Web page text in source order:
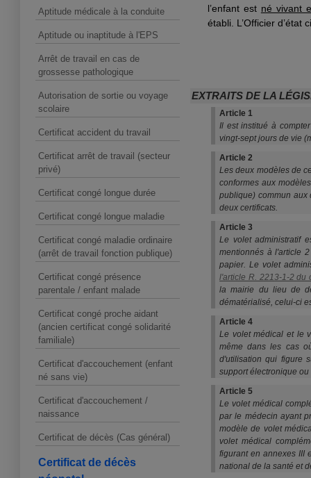
Aptitude médicale à la conduite
Aptitude ou inaptitude à l'EPS
Arrêt de travail en cas de
grossesse pathologique
Autorisation de sortie ou voyage
scolaire
Certificat accident du travail
Certificat arrêt de travail (secteur
privé)
Certificat congé longue durée
Certificat congé longue maladie
Certificat congé maladie ordinaire
(arrêt de travail fonction publique)
Certificat congé présence
parentale / enfant malade
Certificat congé proche aidant
(ancien certificat congé solidarité
familiale)
Certificat d'accouchement (enfant
né sans vie)
Certificat d'accouchement /
naissance
Certificat de décès (Cas général)
Certificat de décès
l’enfant est né vivant
établi. L’Officier d’état
EXTRAITS DE LA
Article 1
Il est institué à
vingt-sept jours de vie
Article 2
Les deux modèles de
conformes aux
publique) commun aux
deux certificats.
Article 3
Le volet administratif
mentionnés à l'article
papier. Le volet
l'article R. 2213-1-2 du
la mairie du lieu de
dématérialisé, celui-ci
Article 4
Le volet médical et le
même dans les cas
d'utilisation qui figure
support électronique
Article 5
Le volet médical
par le médecin ayant
modèle de volet
volet médical
figurant en annexes III
national de la santé et